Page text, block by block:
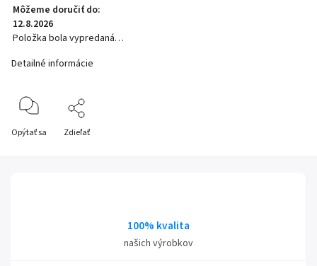
Môžeme doručiť do:
12.8.2026
Položka bola vypredaná…
Detailné informácie
Opýtať sa Zdieľať
100% kvalita
našich výrobkov